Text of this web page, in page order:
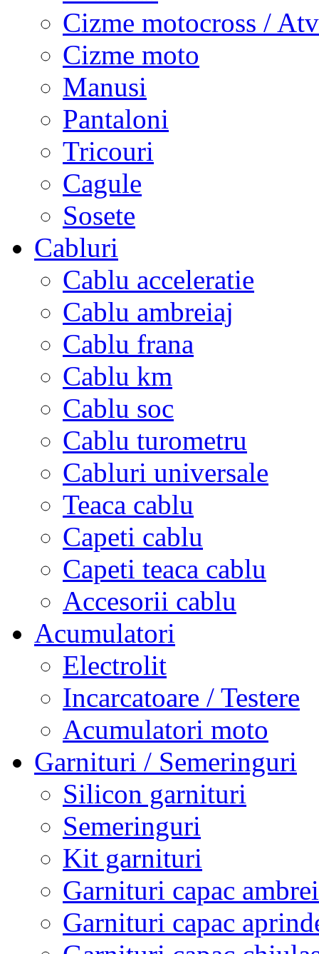
Cizme motocross / Atv
Cizme moto
Manusi
Pantaloni
Tricouri
Cagule
Sosete
Cabluri
Cablu acceleratie
Cablu ambreiaj
Cablu frana
Cablu km
Cablu soc
Cablu turometru
Cabluri universale
Teaca cablu
Capeti cablu
Capeti teaca cablu
Accesorii cablu
Acumulatori
Electrolit
Incarcatoare / Testere
Acumulatori moto
Garnituri / Semeringuri
Silicon garnituri
Semeringuri
Kit garnituri
Garnituri capac
Garnituri capac